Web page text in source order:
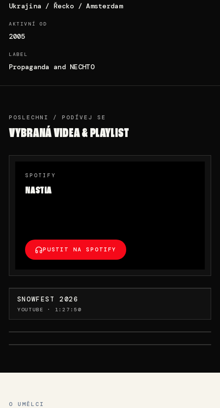
Ukrajina / Řecko / Amsterdam
AKTIVNÍ OD
2005
LABEL
Propaganda and NECHTO
POSLECHNI / PODÍVEJ SE
VYBRANÁ VIDEA & PLAYLIST
SPOTIFY
NASTIA
PUSTIT NA SPOTIFY
SNOWFEST 2026
YOUTUBE · 1:27:50
O UMĚLCI